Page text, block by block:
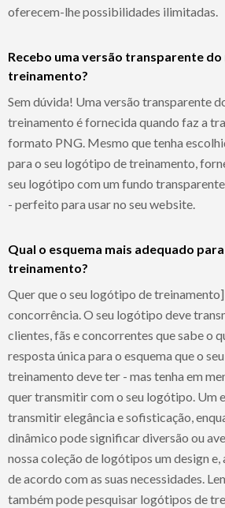
oferecem-lhe possibilidades ilimitadas.
Recebo uma versão transparente
treinamento?
Sem dúvida! Uma versão transparente
treinamento é fornecida quando faz a
formato PNG. Mesmo que tenha
para o seu logótipo de treinamento,
seu logótipo com um fundo
- perfeito para usar no seu website.
Qual o esquema mais adequado
treinamento?
Quer que o seu logótipo de treinamento]
concorrência. O seu logótipo deve
clientes, fãs e concorrentes que sabe o
resposta única para o esquema que o
treinamento deve ter - mas tenha em
quer transmitir com o seu logótipo. Um
transmitir elegância e sofisticação,
dinâmico pode significar diversão ou
nossa coleção de logótipos um design e,
de acordo com as suas necessidades.
também pode pesquisar logótipos de